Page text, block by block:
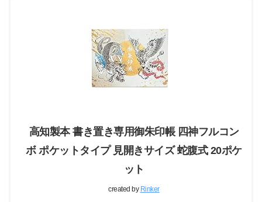
高知製本 書き置き専用御朱印帳 四神フルコン
ボ ポケットタイプ 見開きサイズ 蛇腹式 20ポケ
ット
created by Rinker